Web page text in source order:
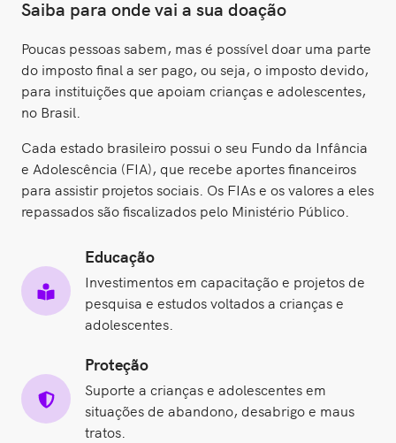
Saiba para onde vai a sua doação
Poucas pessoas sabem, mas é possível doar uma parte
do imposto final a ser pago, ou seja, o imposto devido,
para instituições que apoiam crianças e adolescentes,
no Brasil.
Cada estado brasileiro possui o seu Fundo da Infância
e Adolescência (FIA), que recebe aportes financeiros
para assistir projetos sociais. Os FIAs e os valores a eles
repassados são fiscalizados pelo Ministério Público.
Educação
Investimentos em capacitação e projetos de
pesquisa e estudos voltados a crianças e
adolescentes.
Proteção
Suporte a crianças e adolescentes em
situações de abandono, desabrigo e maus
tratos.